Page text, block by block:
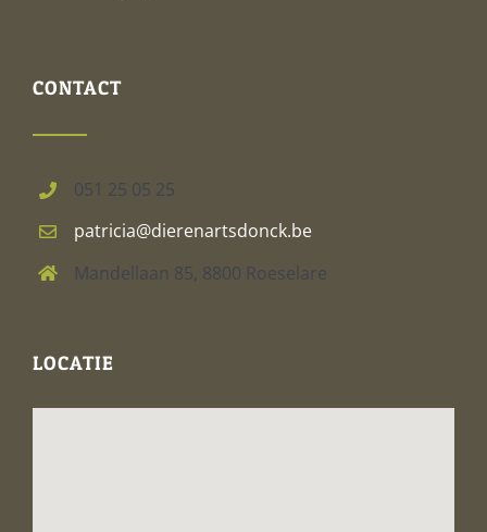
CONTACT
051 25 05 25
patricia@dierenartsdonck.be
Mandellaan 85, 8800 Roeselare
LOCATIE